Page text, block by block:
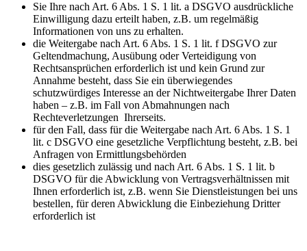
Sie Ihre nach Art. 6 Abs. 1 S. 1 lit. a DSGVO ausdrückliche
Einwilligung dazu erteilt haben, z.B. um regelmäßig
Informationen von uns zu erhalten.
die Weitergabe nach Art. 6 Abs. 1 S. 1 lit. f DSGVO zur
Geltendmachung, Ausübung oder Verteidigung von
Rechtsansprüchen erforderlich ist und kein Grund zur
Annahme besteht, dass Sie ein überwiegendes
schutzwürdiges Interesse an der Nichtweitergabe Ihrer Daten
haben – z.B. im Fall von Abmahnungen nach
Rechteverletzungen Ihrerseits.
für den Fall, dass für die Weitergabe nach Art. 6 Abs. 1 S. 1
lit. c DSGVO eine gesetzliche Verpflichtung besteht, z.B. bei
Anfragen von Ermittlungsbehörden
dies gesetzlich zulässig und nach Art. 6 Abs. 1 S. 1 lit. b
DSGVO für die Abwicklung von Vertragsverhältnissen mit
Ihnen erforderlich ist, z.B. wenn Sie Dienstleistungen bei uns
bestellen, für deren Abwicklung die Einbeziehung Dritter
erforderlich ist